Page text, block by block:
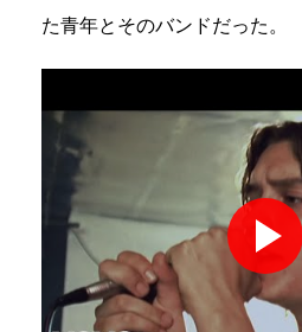
た青年とそのバンドだった。